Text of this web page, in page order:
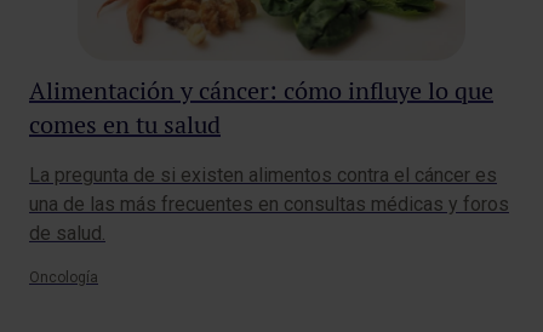
Alimentación y cáncer: cómo influye lo que
comes en tu salud
La pregunta de si existen alimentos contra el cáncer es
una de las más frecuentes en consultas médicas y foros
de salud.
Oncología